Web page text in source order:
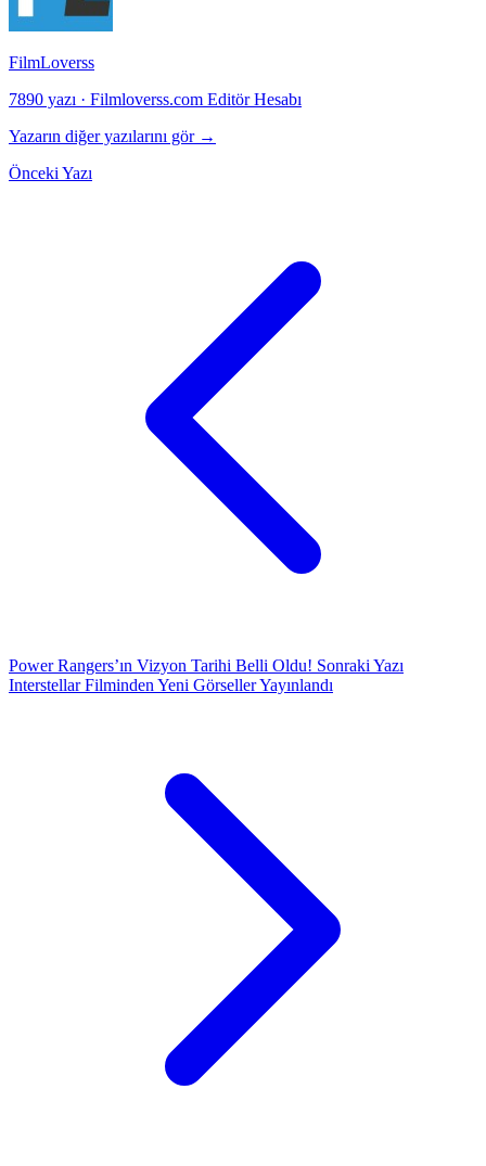
FilmLoverss
7890 yazı · Filmloverss.com Editör Hesabı
Yazarın diğer yazılarını gör →
Önceki Yazı
Power Rangers’ın Vizyon Tarihi Belli Oldu! Sonraki Yazı
Interstellar Filminden Yeni Görseller Yayınlandı